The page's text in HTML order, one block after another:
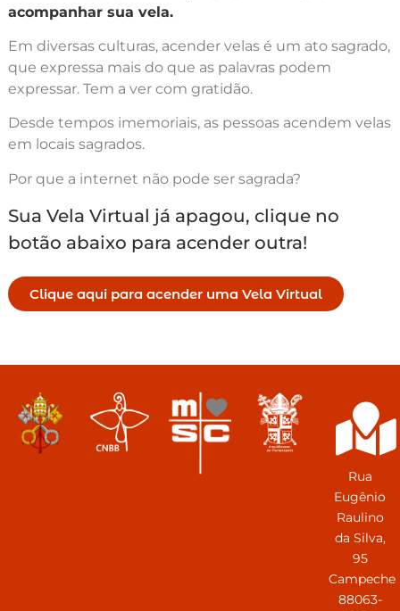
acompanhar sua vela.
Em diversas culturas, acender velas é um ato sagrado,
que expressa mais do que as palavras podem
expressar. Tem a ver com gratidão.
Desde tempos imemoriais, as pessoas acendem velas
em locais sagrados.
Por que a internet não pode ser sagrada?
Sua Vela Virtual já apagou, clique no
botão abaixo para acender outra!
Clique aqui para acender uma Vela Virtual
Rua
Eugênio
Raulino
da Silva,
95
Campeche
88063-